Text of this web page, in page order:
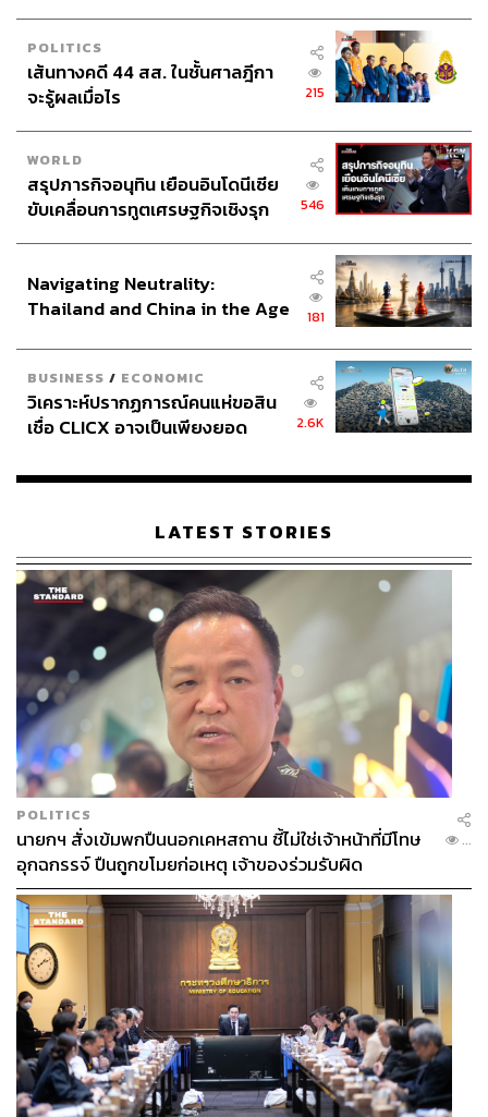
POLITICS
เส้นทางคดี 44 สส. ในชั้นศาลฎีกา
จะรู้ผลเมื่อไร
215
WORLD
สรุปภารกิจอนุทิน เยือนอินโดนีเซีย
ขับเคลื่อนการทูตเศรษฐกิจเชิงรุก
546
Navigating Neutrality:
Thailand and China in the Age
181
BUSINESS / ECONOMIC
วิเคราะห์ปรากฏการณ์คนแห่ขอสิน
เชื่อ CLICX อาจเป็นเพียงยอด
เรือนไทยที่ถูกซุกไว้
2.6K
LATEST STORIES
POLITICS
นายกฯ สั่งเข้มพกปืนนอกเคหสถาน ชี้ไม่ใช่เจ้าหน้าที่มีโทษ
อุกฉกรรจ์ ปืนถูกขโมยก่อเหตุ เจ้าของร่วมรับผิด
...